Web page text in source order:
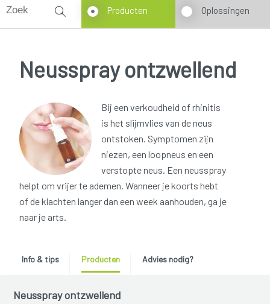
Producten Oplossingen
Neusspray ontzwellend
Bij een verkoudheid of rhinitis
is het slijmvlies van de neus
ontstoken. Symptomen zijn
niezen, een loopneus en een
verstopte neus. Een neusspray
helpt om vrijer te ademen. Wanneer je koorts hebt
of de klachten langer dan een week aanhouden, ga je
naar je arts.
Info & tips Producten Advies nodig?
Neusspray ontzwellend